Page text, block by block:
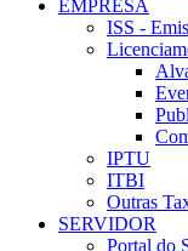
EMPRESA
ISS -
IPTU
ITBI
Outras
SERVIDOR
Portal do